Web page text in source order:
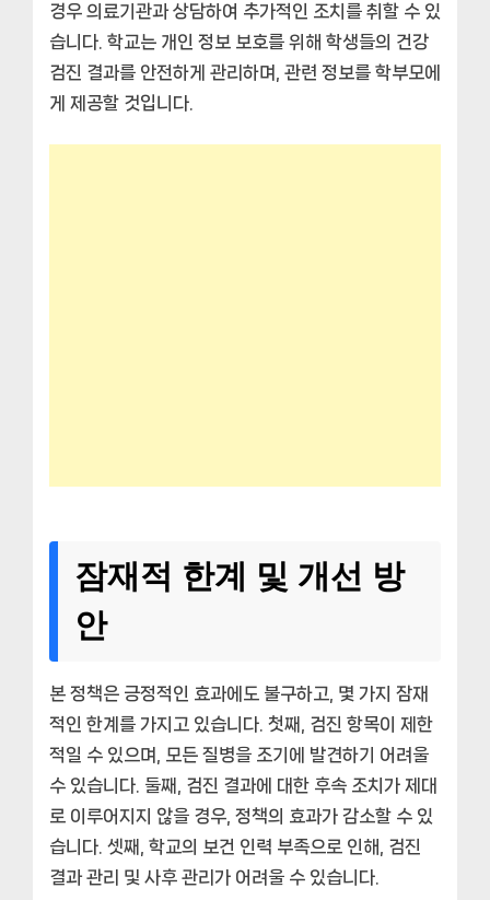
경우 의료기관과 상담하여 추가적인 조치를 취할 수 있
습니다. 학교는 개인 정보 보호를 위해 학생들의 건강
검진 결과를 안전하게 관리하며, 관련 정보를 학부모에
게 제공할 것입니다.
잠재적 한계 및 개선 방
안
본 정책은 긍정적인 효과에도 불구하고, 몇 가지 잠재
적인 한계를 가지고 있습니다. 첫째, 검진 항목이 제한
적일 수 있으며, 모든 질병을 조기에 발견하기 어려울
수 있습니다. 둘째, 검진 결과에 대한 후속 조치가 제대
로 이루어지지 않을 경우, 정책의 효과가 감소할 수 있
습니다. 셋째, 학교의 보건 인력 부족으로 인해, 검진
결과 관리 및 사후 관리가 어려울 수 있습니다.